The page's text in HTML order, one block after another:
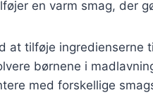
en varm smag, der
at tilføje ingredienserne
børnene i
med forskellige